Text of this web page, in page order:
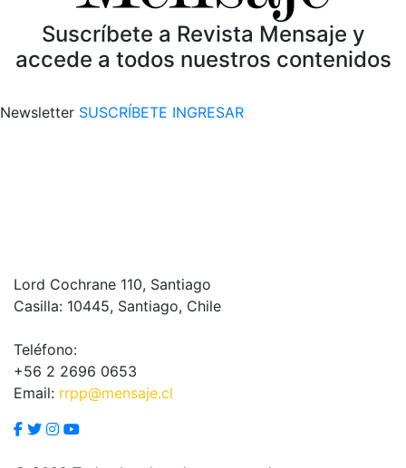
Suscríbete a Revista Mensaje y
accede a todos nuestros contenidos
Newsletter SUSCRÍBETE INGRESAR
Lord Cochrane 110, Santiago
Casilla: 10445, Santiago, Chile
Teléfono:
+56 2 2696 0653
Email: rrpp@mensaje.cl